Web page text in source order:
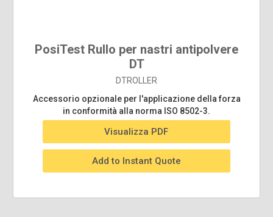
PosiTest Rullo per nastri antipolvere
DT
DTROLLER
Accessorio opzionale per l'applicazione della forza
in conformità alla norma ISO 8502-3.
Visualizza PDF
Add to Instant Quote